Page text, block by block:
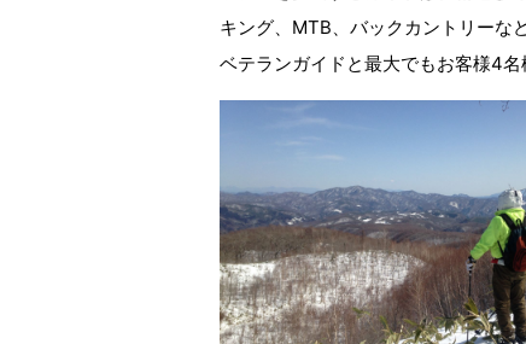
キング、MTB、バックカントリーな
ベテランガイドと最大でもお客様4